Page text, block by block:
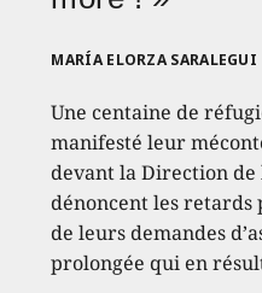
MARÍA ELORZA SARALEGUI
Une centaine de
manifesté leur
devant la Direction
dénoncent les
de leurs demandes
prolongée qui en